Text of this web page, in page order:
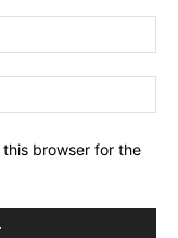
browser for the